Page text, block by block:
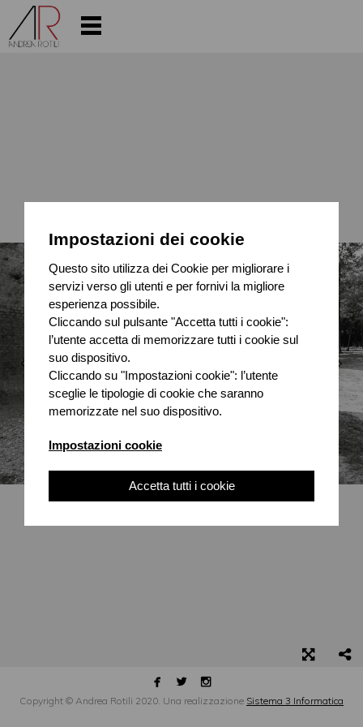
Impostazioni dei cookie
Questo sito utilizza dei Cookie per migliorare i
servizi verso gli utenti e per fornivi la migliore
esperienza possibile.
Cliccando sul pulsante "Accetta tutti i cookie":
l’utente accetta di memorizzare tutti i cookie sul
suo dispositivo.
Cliccando su "Impostazioni cookie": l’utente
sceglie le tipologie di cookie che saranno
memorizzate nel suo dispositivo.
Impostazioni cookie
Accetta tutti i cookie
  
Copyright © Andrea Rotili 2020. Una realizzazione Sistema 3 Informatica